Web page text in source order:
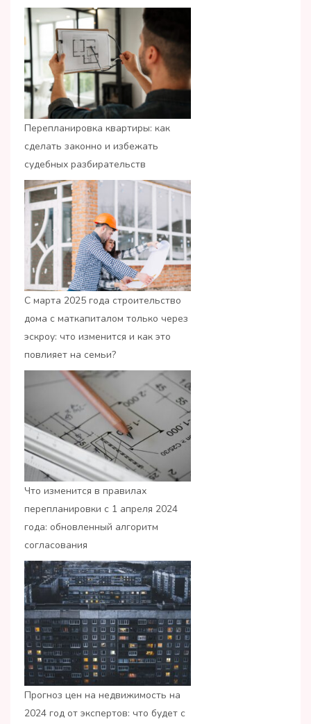
Перепланировка квартиры: как
сделать законно и избежать
судебных разбирательств
С марта 2025 года строительство
дома с маткапиталом только через
эскроу: что изменится и как это
повлияет на семьи?
Что изменится в правилах
перепланировки с 1 апреля 2024
года: обновленный алгоритм
согласования
Прогноз цен на недвижимость на
2024 год от экспертов: что будет с